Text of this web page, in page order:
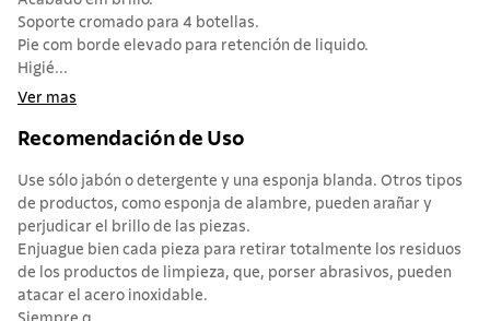
Soporte cromado para 4 botellas.
Pie com borde elevado para retención de liquido.
Higié...
Ver mas
Recomendación de Uso
Use sólo jabón o detergente y una esponja blanda. Otros tipos
de productos, como esponja de alambre, pueden arañar y
perjudicar el brillo de las piezas.
Enjuague bien cada pieza para retirar totalmente los residuos
de los productos de limpieza, que, porser abrasivos, pueden
atacar el acero inoxidable.